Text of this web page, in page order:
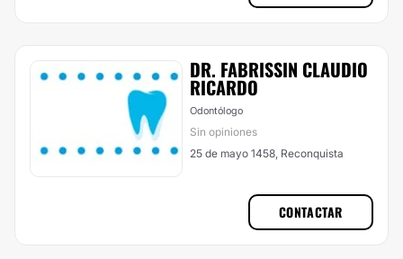
DR. FABRISSIN CLAUDIO
RICARDO
Odontólogo
Sin opiniones
25 de mayo 1458, Reconquista
CONTACTAR